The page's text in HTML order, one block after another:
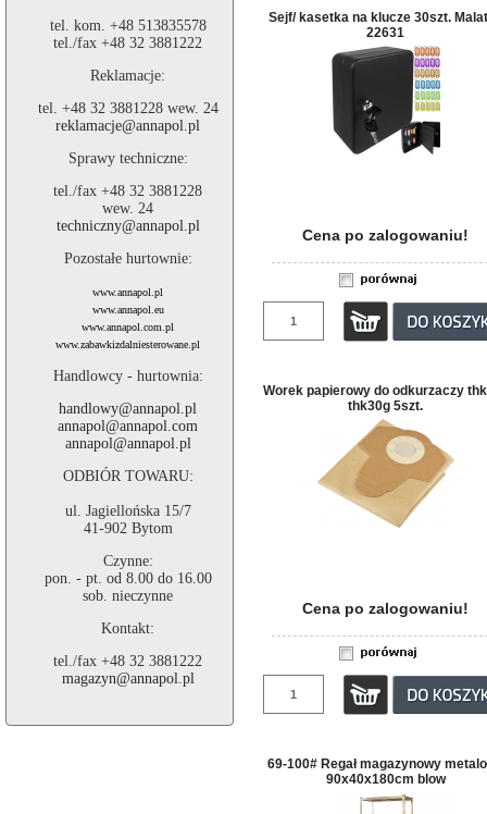
tel. kom. +48 513835578
tel./fax +48 32 3881222
Reklamacje:
tel. +48 32 3881228 wew. 24
reklamacje@annapol.pl
Sprawy techniczne:
tel./fax +48 32 3881228
wew. 24
techniczny@annapol.pl
Pozostałe hurtownie:
www.annapol.pl
www.annapol.eu
www.annapol.com.pl
www.zabawkizdalniesterowane.pl
Handlowcy - hurtownia:
handlowy@annapol.pl
annapol@annapol.com
annapol@annapol.pl
ODBIÓR TOWARU:
ul. Jagiellońska 15/7
41-902 Bytom
Czynne:
pon. - pt. od 8.00 do 16.00
sob. nieczynne
Kontakt:
tel./fax +48 32 3881222
magazyn@annapol.pl
Sejf/ kasetka na klucze 30szt.
22631
Cena po zalogowaniu!
Worek papierowy do odkurzaczy
thk30g 5szt.
Cena po zalogowaniu!
69-100# Regał magazynowy
90x40x180cm blow